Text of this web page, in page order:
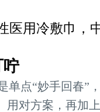
医用冷敷巾，
咛
单点“妙手回春”
用对方案，再加